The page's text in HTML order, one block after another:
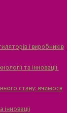
і виробників
та інновації.
стану: вчимося
інновації